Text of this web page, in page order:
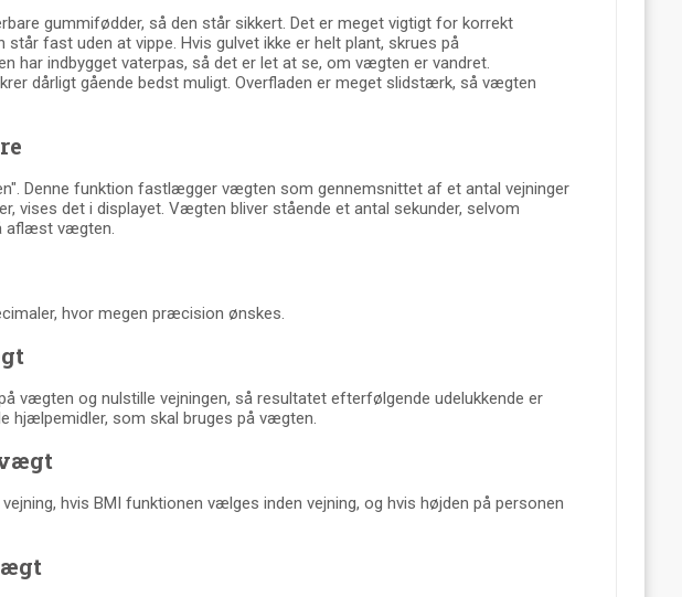
gummifødder, så den står sikkert. Det er meget vigtigt for korrekt
fast uden at vippe. Hvis gulvet ikke er helt plant, skrues på
har indbygget vaterpas, så det er let at se, om vægten er vandret.
dårligt gående bedst muligt. Overfladen er meget slidstærk, så vægten
Denne funktion fastlægger vægten som gennemsnittet af et antal vejninger
vises det i displayet. Vægten bliver stående et antal sekunder, selvom
aflæst vægten.
hvor megen præcision ønskes.
vægten og nulstille vejningen, så resultatet efterfølgende udelukkende er
hjælpemidler, som skal bruges på vægten.
hvis BMI funktionen vælges inden vejning, og hvis højden på personen